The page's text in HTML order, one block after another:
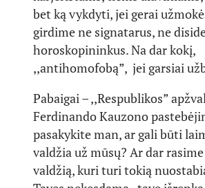
bet ką vykdyti, jei gerai
girdime ne signatarus, ne
horoskopininkus. Na dar kokį,
,,antihomofobą”, jei garsiai
Pabaigai – ,,Respublikos”
Ferdinando Kauzono
pasakykite man, ar gali būti
valdžia už mūsų? Ar dar
valdžią, kuri turi tokią